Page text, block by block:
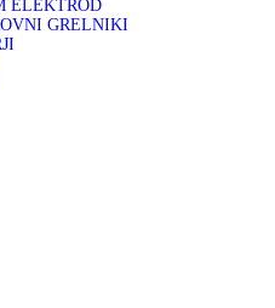
ELEKTROD
GRELNIKI